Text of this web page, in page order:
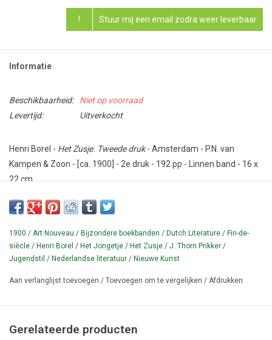
! Stuur mij een email zodra weer leverbaar
Informatie
Beschikbaarheid:
Niet op voorraad
Levertijd:
Uitverkocht
Henri Borel - Het Zusje. Tweede druk- Amsterdam - P.N. van
Kampen & Zoon - [ca. 1900] - 2e druk - 192 pp - Linnen band - 16 x
22 cm.
Conditie: Goed.
Henri Jean François Borel (1869-1933). Vervolg op 'Het Jongetje',
"waarin
"een jonge man het geloof aan de goedheid en de
en den invloed van een reine zusterziel, weer terugkeert tot het
Thorn Prikker (1868-1932). Cf. Struik 235; zie Braches 980524
1900 / Art Nouveau / Bijzondere boekbanden / Dutch Literature / Fin-de-
siècle / Henri Borel / Het Jongetje / Het Zusje / J. Thorn Prikker /
Jugendstil / Nederlandse literatuur / Nieuwe Kunst
Aan verlanglijst toevoegen / Toevoegen om te vergelijken / Afdrukken
Gerelateerde producten